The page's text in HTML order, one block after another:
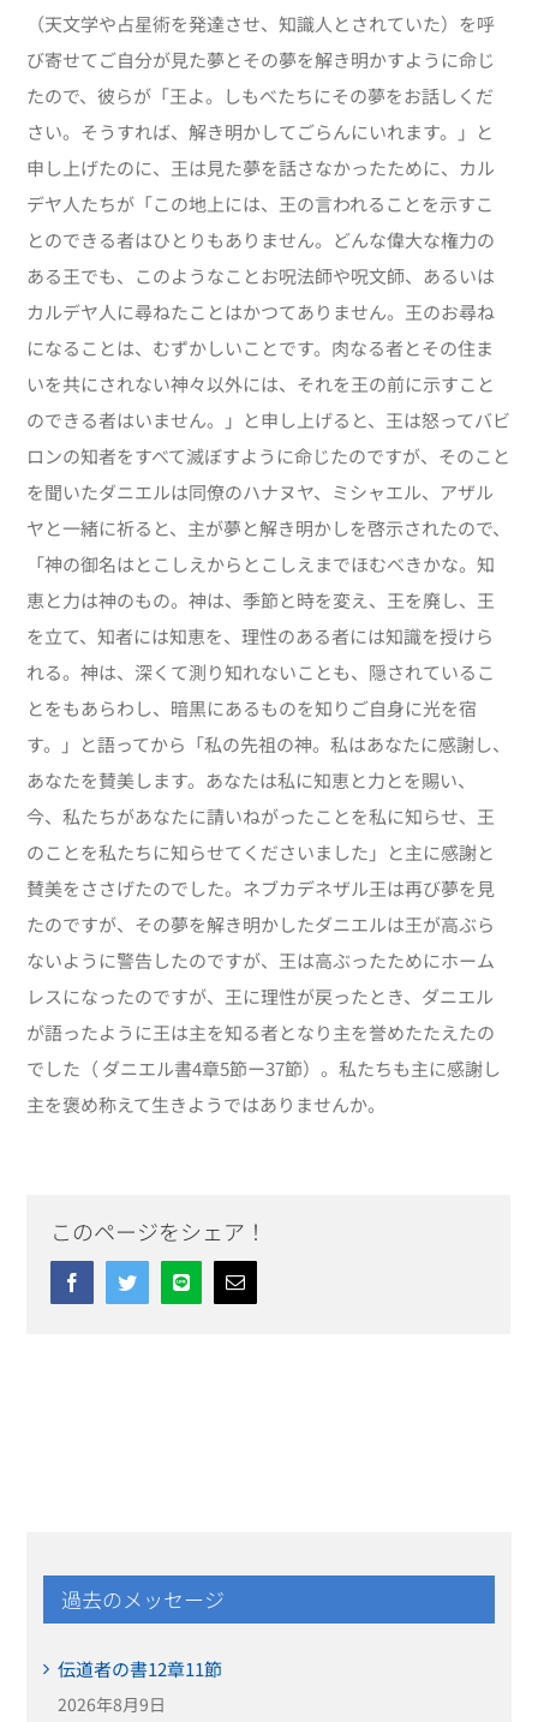
（天文学や占星術を発達させ、知識人とされていた）を呼
び寄せてご自分が見た夢とその夢を解き明かすように命じ
たので、彼らが「王よ。しもべたちにその夢をお話しくだ
さい。そうすれば、解き明かしてごらんにいれます。」と
申し上げたのに、王は見た夢を話さなかったために、カル
デヤ人たちが「この地上には、王の言われることを示すこ
とのできる者はひとりもありません。どんな偉大な権力の
ある王でも、このようなことお呪法師や呪文師、あるいは
カルデヤ人に尋ねたことはかつてありません。王のお尋ね
になることは、むずかしいことです。肉なる者とその住ま
いを共にされない神々以外には、それを王の前に示すこと
のできる者はいません。」と申し上げると、王は怒ってバビ
ロンの知者をすべて滅ぼすように命じたのですが、そのこと
を聞いたダニエルは同僚のハナヌヤ、ミシャエル、アザル
ヤと一緒に祈ると、主が夢と解き明かしを啓示されたので、
「神の御名はとこしえからとこしえまでほむべきかな。知
恵と力は神のもの。神は、季節と時を変え、王を廃し、王
を立て、知者には知恵を、理性のある者には知識を授けら
れる。神は、深くて測り知れないことも、隠されているこ
とをもあらわし、暗黒にあるものを知りご自身に光を宿
す。」と語ってから「私の先祖の神。私はあなたに感謝し、
あなたを賛美します。あなたは私に知恵と力とを賜い、
今、私たちがあなたに請いねがったことを私に知らせ、王
のことを私たちに知らせてくださいました」と主に感謝と
賛美をささげたのでした。ネブカデネザル王は再び夢を見
たのですが、その夢を解き明かしたダニエルは王が高ぶら
ないように警告したのですが、王は高ぶったためにホーム
レスになったのですが、王に理性が戻ったとき、ダニエル
が語ったように王は主を知る者となり主を誉めたたえたの
でした（ ダニエル書4章5節ー37節）。私たちも主に感謝し
主を褒め称えて生きようではありませんか。
このページをシェア！
FacebookTwitterLine Email
過去のメッセージ
伝道者の書12章11節
2026年8月9日